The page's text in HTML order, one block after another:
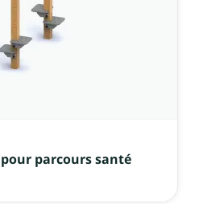
parcours santé